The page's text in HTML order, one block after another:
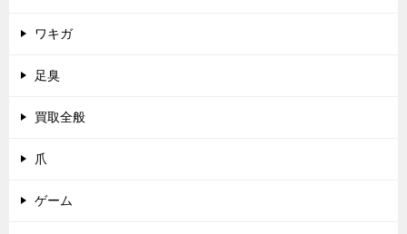
ワキガ
足臭
買取全般
爪
ゲーム